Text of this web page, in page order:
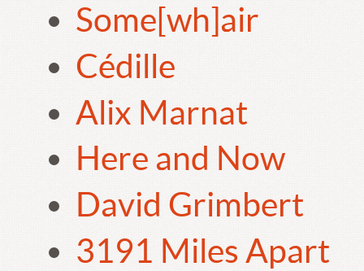
Some[wh]air
Cédille
Alix Marnat
Here and Now
David Grimbert
3191 Miles Apart